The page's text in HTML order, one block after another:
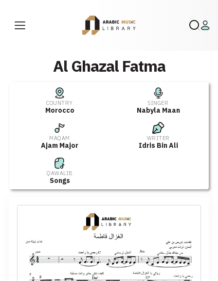
Al Ghazal Fatma
COUNTRY
Morocco
SINGER
Nabyla Maan
MAQAM
Ajam Major
WRITER
Idris Bin Ali
QAWALIB
Songs